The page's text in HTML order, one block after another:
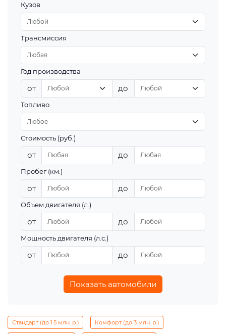
Кузов
Трансмиссия
Год производства
от до
Топливо
Стоимость (руб.)
от до
Пробег (км.)
от до
Объем двигателя (л.)
от до
Мощность двигателя (л.с.)
от до
Показать автомобили
Стандарт (до 1.5 млн. р.) Комфорт (до 3 млн. р.)